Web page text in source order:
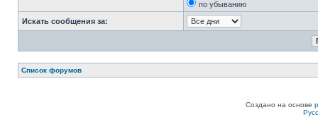
по убыванию
Искать сообщения за:
Список форумов
Создано на основе